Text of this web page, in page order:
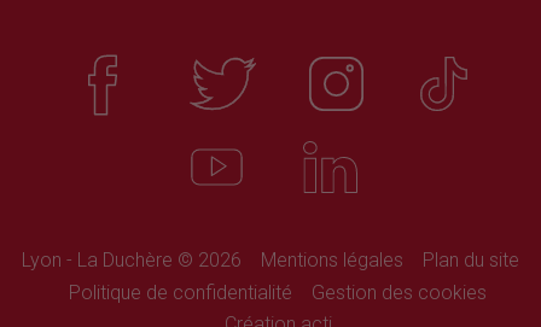
Lyon - La Duchère © 2026 Mentions légales
Plan du site
Politique de confidentialité
Gestion des cookies